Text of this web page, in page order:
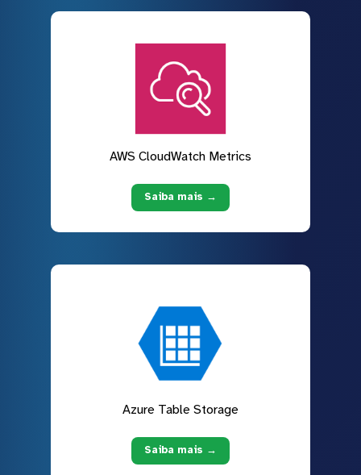
AWS CloudWatch Metrics
Saiba mais →
Azure Table Storage
Saiba mais →